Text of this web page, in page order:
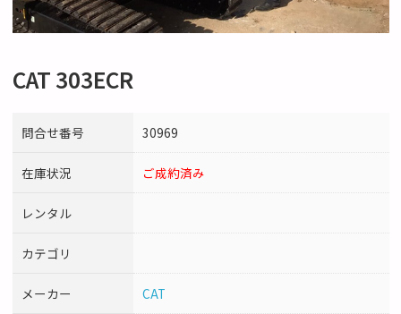
CAT 303ECR
問合せ番号 30969
在庫状況 ご成約済み
レンタル
カテゴリ
メーカー CAT